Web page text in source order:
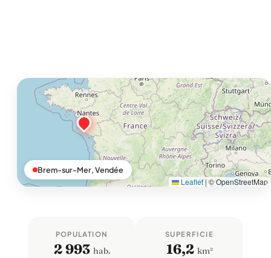
Leaflet |© OpenStreetMap
Brem-sur-Mer, Vendée
POPULATION
2 993 hab.
SUPERFICIE
16,2 km²